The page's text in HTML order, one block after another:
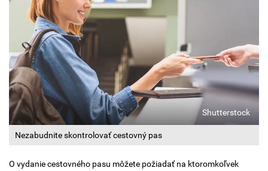
Nezabudnite skontrolovať cestovný pas
Shutterstock
O vydanie cestovného pasu môžete požiadať na ktoromkoľvek